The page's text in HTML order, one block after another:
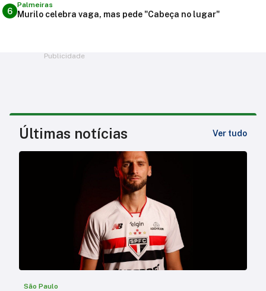
6
Palmeiras
Murilo celebra vaga, mas pede "Cabeça no lugar"
Publicidade
Últimas notícias Ver tudo
São Paulo